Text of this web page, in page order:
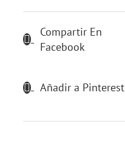
Compartir En
Facebook
Añadir a Pinterest